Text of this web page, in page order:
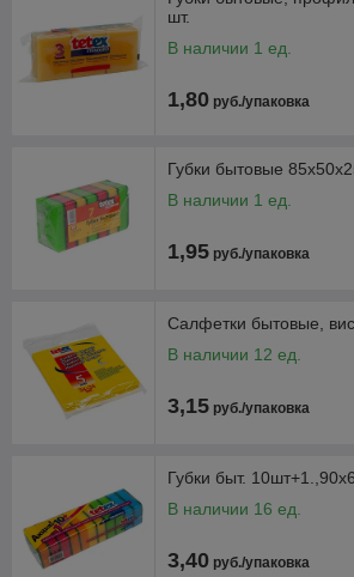
шт.
В наличии 1 ед.
1,80 руб./упаковка
Губки бытовые
В наличии 1 ед.
1,95 руб./упаковка
Салфетки бытовые,
В наличии 12 ед.
3,15 руб./упаковка
Губки быт.
В наличии 16 ед.
3,40 руб./упаковка